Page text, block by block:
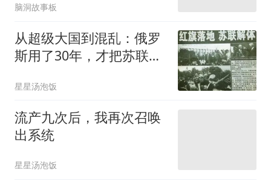
脑洞故事板
从超级大国到混乱：俄罗
斯用了30年，才把苏联解
星星汤泡饭
流产九次后，我再次召唤
出系统
星星汤泡饭